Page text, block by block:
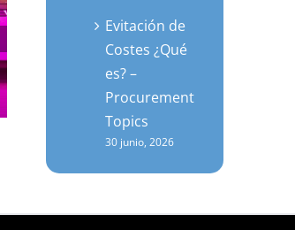
Diversificación de cadenas de suministro –
Procurement Topics
Evitación de
Costes ¿Qué
es? –
Procurement
Topics
30 junio, 2026